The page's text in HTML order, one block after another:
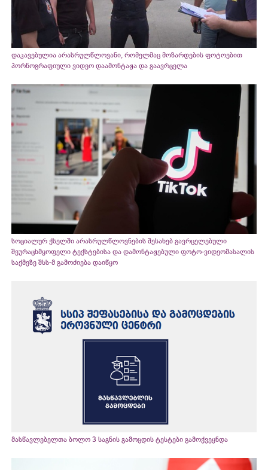
დაკავებულია არასრულწლოვანი, რომელმაც მოზარდების ფოტოებით
პორნოგრაფიული ვიდეო დაამონტაჟა და გაავრცელა
სოციალურ ქსელში არასრულწლოვნების შესახებ გავრცელებული
შეურაცხმყოფელი ტექსტებისა და დამონტაჟებული ფოტო-ვიდეომასალის
საქმეზე შსს-მ გამოძიება დაიწყო
მასწავლებელთა ბოლო 3 საგნის გამოცდის ტესტები გამოქვეყნდა